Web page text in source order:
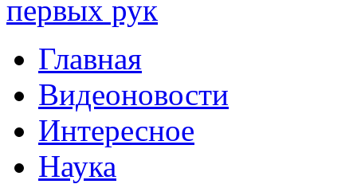
Главная
Видеоновости
Интересное
Наука